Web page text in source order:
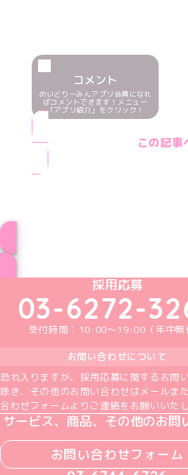
コメント
めいどりーみんアプリ会員になれ
ばコメントできます！メニュー
「アプリ紹介」をクリック！
この記事
めいどりーみ
めいどり
めい
採用応募
03-6272-
受付時間：10:00～19:00（年中無
お問い合わせについて
恐れ入りますが、採用応募に関するお問
除き、その他のお問い合わせはメールま
合わせフォームよりご連絡をお願いいたし
サービス、商品、その他のお問
お問い合わせフォーム